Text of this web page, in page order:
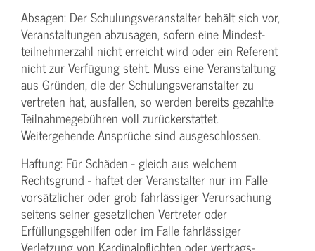
Absagen: Der Schulungs­veranstalter behält sich vor,
Veranstaltungen abzusagen, sofern eine Mindest­
teilnehmerzahl nicht erreicht wird oder ein Referent
nicht zur Verfügung steht. Muss eine Veranstaltung
aus Gründen, die der Schulungs­veranstalter zu
vertreten hat, ausfallen, so werden bereits gezahlte
Teilnahme­gebühren voll zurückerstattet.
Weitergehende Ansprüche sind ausgeschlossen.
Haftung: Für Schäden - gleich aus welchem
Rechtsgrund - haftet der Veranstalter nur im Falle
vorsätzlicher oder grob fahrlässiger Verursachung
seitens seiner gesetzlichen Vertreter oder
Erfüllungsgehilfen oder im Falle fahrlässiger